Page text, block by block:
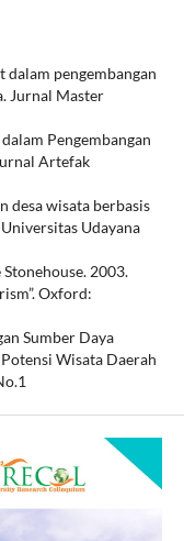
dalam pengembangan
Jurnal Master
Pengembangan
Artefak
desa wisata berbasis
Udayana
2003.
Oxford:
Sumber Daya
Wisata Daerah